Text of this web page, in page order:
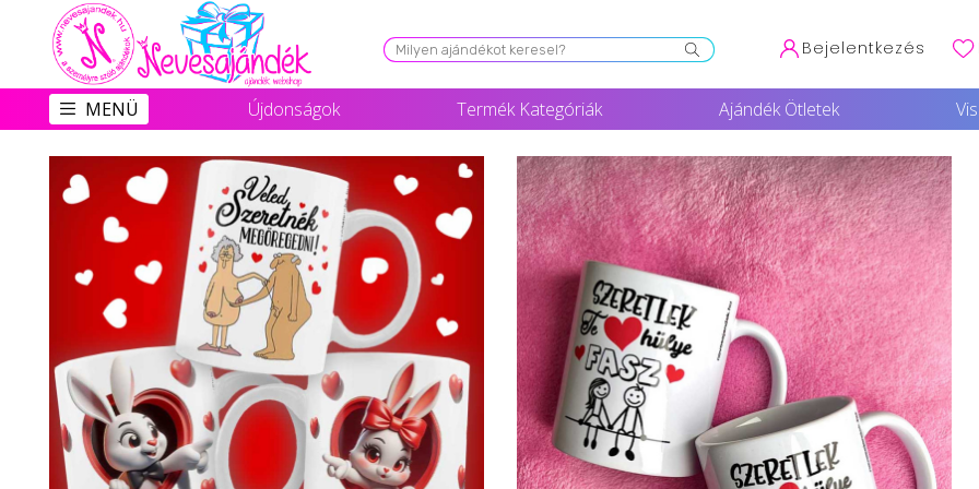
Viszonteladóknak
Újdonságok
Grill Party Kellékek ❤️
Egyedi Ajándékok Rendelés
Összes Ajándék Kategória ⭐
Vicces Pólók
Szerelmes Ajándékok ❤
Budapest Ajándéktárgyak
Szülinapi ajándékok
Bejelentkezés
MENÜ Újdonságok Termék Kategóriák Ajándék Ötletek